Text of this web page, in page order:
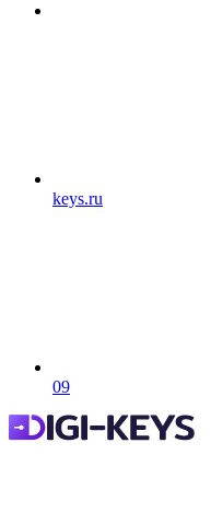
keys.ru
09